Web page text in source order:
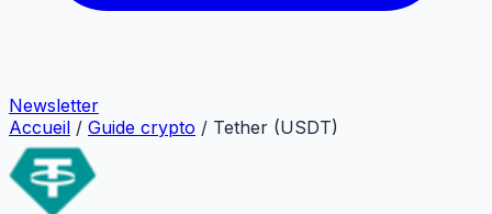
Newsletter
Accueil / Guide crypto / Tether (USDT)